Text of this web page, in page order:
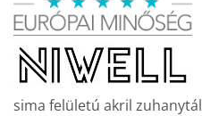
was:
55
900 Ft.
sima felületú akril